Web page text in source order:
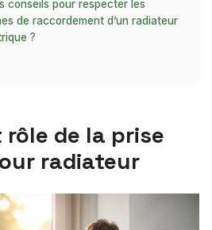
conseils pour respecter les
de raccordement d’un radiateur
?
de la prise
radiateur